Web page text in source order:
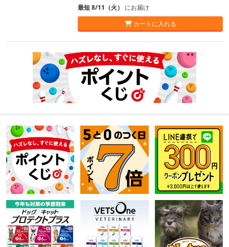
最短 8/11（火） にお届け
カートに入れる